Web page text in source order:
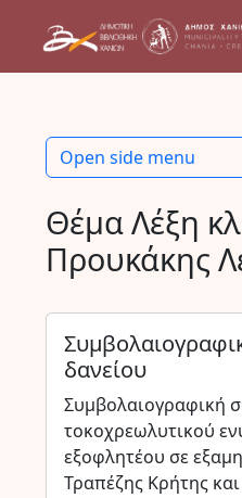
Θέμα Λέξη
Προυκάκης
δανείου
Συμβολαιογραφική
τοκοχρεωλυτικού
εξοφλητέου σε
Τραπέζης Κρήτης
Open side menu